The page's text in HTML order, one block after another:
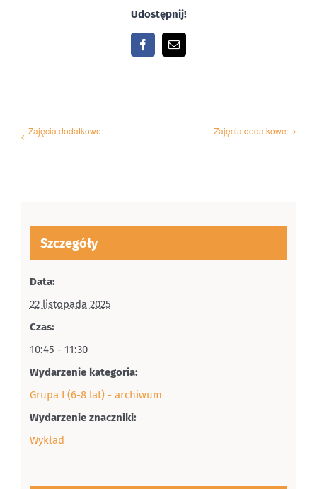
Udostępnij!
FacebookEmail
Zajęcia dodatkowe: Zajęcia dodatkowe:
Szczegóły
Data:
22 listopada 2025
Czas:
10:45 - 11:30
Wydarzenie kategoria:
Grupa I (6-8 lat) - archiwum
Wydarzenie znaczniki:
Wykład